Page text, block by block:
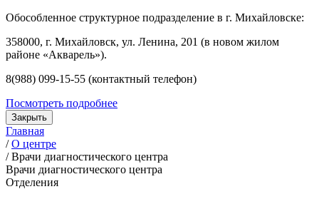
Обособленное структурное подразделение в г. Михайловске:
358000, г. Михайловск, ул. Ленина, 201 (в новом жилом
районе «Акварель»).
8(988) 099-15-55 (контактный телефон)
Посмотреть подробнее
Закрыть
Главная
/ О центре
/ Врачи диагностического центра
Врачи диагностического центра
Отделения